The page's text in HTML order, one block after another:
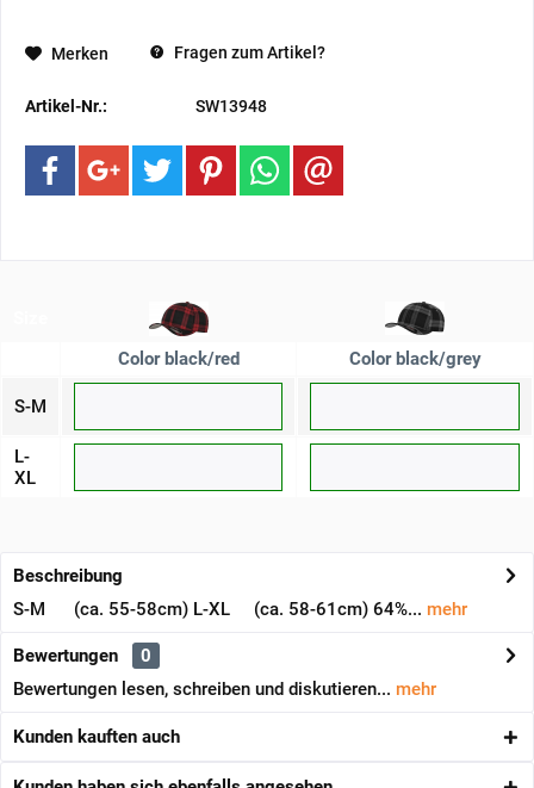
Merken Fragen zum Artikel?
Artikel-Nr.: SW13948
Color black/red
Color black/grey
S-M
L-
XL
Beschreibung
S-M (ca. 55-58cm) L-XL (ca. 58-61cm) 64%... mehr
Bewertungen
0
Bewertungen lesen, schreiben und diskutieren... mehr
Kunden kauften auch